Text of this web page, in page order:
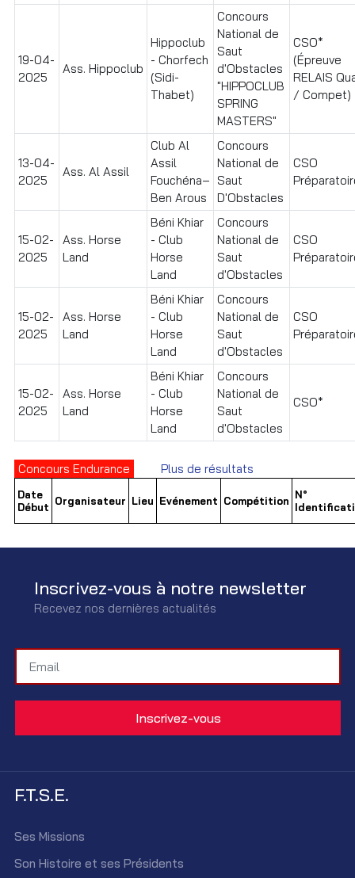
19-04-
2025
Ass. Hippoclub
Hippoclub
- Chorfech
(Sidi-
Thabet)
Concours
National de
Saut
d'Obstacles
"HIPPOCLUB
SPRING
MASTERS"
CSO*
(Épreuve
RELAIS
/ Compet)
13-04-
2025
Ass. Al Assil
Club Al
Assil
Fouchéna–
Ben Arous
Concours
National de
Saut
D'Obstacles
CSO
15-02-
2025
Ass. Horse
Land
Béni Khiar
- Club
Horse
Land
Concours
National de
Saut
d'Obstacles
CSO
15-02-
2025
Ass. Horse
Land
Béni Khiar
- Club
Horse
Land
Concours
National de
Saut
d'Obstacles
CSO
15-02-
2025
Ass. Horse
Land
Béni Khiar
- Club
Horse
Land
Concours
National de
Saut
d'Obstacles
CSO*
Concours Endurance Plus de résultats
Date
Début Organisateur Lieu Evénement Compétition N°
Inscrivez-vous à notre newsletter
Recevez nos dernières actualités
F.T.S.E.
Ses Missions
Son Histoire et ses Présidents